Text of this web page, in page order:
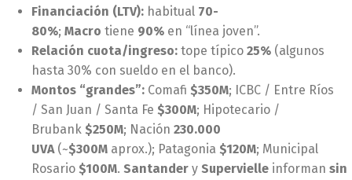
Financiación (LTV): habitual 70-
80%; Macro tiene 90% en “línea joven”.
Relación cuota/ingreso: tope típico 25% (algunos
hasta 30% con sueldo en el banco).
Montos “grandes”: Comafi $350M; ICBC / Entre Ríos
/ San Juan / Santa Fe $300M; Hipotecario /
Brubank $250M; Nación 230.000
UVA(~$300M aprox.); Patagonia $120M; Municipal
Rosario $100M. Santander y Supervielle informan sin